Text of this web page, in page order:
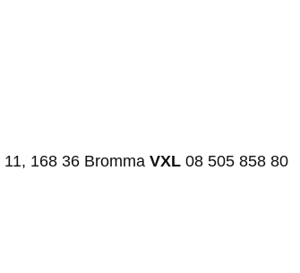
168 36 Bromma VXL 08 505 858 80